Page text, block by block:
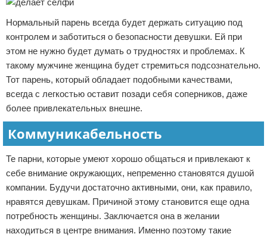
Нормальный парень всегда будет держать ситуацию под
контролем и заботиться о безопасности девушки. Ей при
этом не нужно будет думать о трудностях и проблемах. К
такому мужчине женщина будет стремиться подсознательно.
Тот парень, который обладает подобными качествами,
всегда с легкостью оставит позади себя соперников, даже
более привлекательных внешне.
Коммуникабельность
Те парни, которые умеют хорошо общаться и привлекают к
себе внимание окружающих, непременно становятся душой
компании. Будучи достаточно активными, они, как правило,
нравятся девушкам. Причиной этому становится еще одна
потребность женщины. Заключается она в желании
находиться в центре внимания. Именно поэтому такие